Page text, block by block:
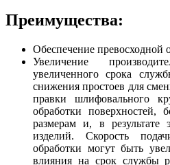
Преимущества:
Обеспечение превосходной
Увеличение
увеличенного срока
снижения простоев для
правки шлифовального
обработки поверхностей,
размерам и, в результате
изделий. Скорость
обработки могут быть
влияния на срок службы